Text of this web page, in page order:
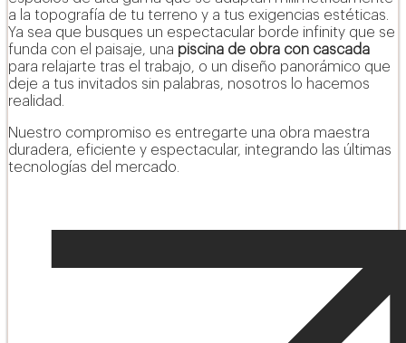
Agua más limpia y saludable con sistemas de
cloración salina: confort, ahorro y respeto al medio
a la topografía de tu terreno y a tus exigencias estéticas.
Ya sea que busques un espectacular borde infinity que se
funda con el paisaje, una piscina de obra con cascada
para relajarte tras el trabajo, o un diseño panorámico que
deje a tus invitados sin palabras, nosotros lo hacemos
realidad.
Nuestro compromiso es entregarte una obra maestra
duradera, eficiente y espectacular, integrando las últimas
tecnologías del mercado.